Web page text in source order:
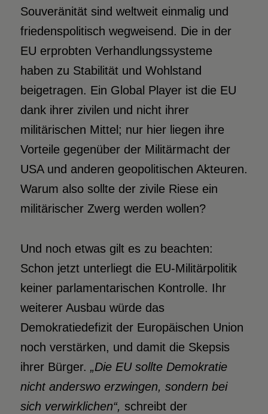
Souveränität sind weltweit einmalig und
friedenspolitisch wegweisend. Die in der
EU erprobten Verhandlungssysteme
haben zu Stabilität und Wohlstand
beigetragen. Ein Global Player ist die EU
dank ihrer zivilen und nicht ihrer
militärischen Mittel; nur hier liegen ihre
Vorteile gegenüber der Militärmacht der
USA und anderen geopolitischen Akteuren.
Warum also sollte der zivile Riese ein
militärischer Zwerg werden wollen?
Und noch etwas gilt es zu beachten:
Schon jetzt unterliegt die EU-Militärpolitik
keiner parlamentarischen Kontrolle. Ihr
weiterer Ausbau würde das
Demokratiedefizit der Europäischen Union
noch verstärken, und damit die Skepsis
ihrer Bürger. „Die EU sollte Demokratie
nicht anderswo erzwingen, sondern bei
sich verwirklichen“, schreibt der